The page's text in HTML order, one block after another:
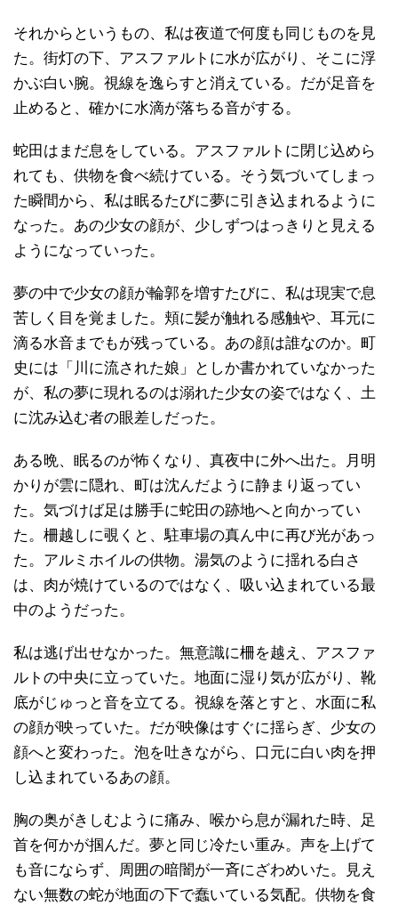
それからというもの、私は夜道で何度も同じものを見
た。街灯の下、アスファルトに水が広がり、そこに浮
かぶ白い腕。視線を逸らすと消えている。だが足音を
止めると、確かに水滴が落ちる音がする。
蛇田はまだ息をしている。アスファルトに閉じ込めら
れても、供物を食べ続けている。そう気づいてしまっ
た瞬間から、私は眠るたびに夢に引き込まれるように
なった。あの少女の顔が、少しずつはっきりと見える
ようになっていった。
夢の中で少女の顔が輪郭を増すたびに、私は現実で息
苦しく目を覚ました。頬に髪が触れる感触や、耳元に
滴る水音までもが残っている。あの顔は誰なのか。町
史には「川に流された娘」としか書かれていなかった
が、私の夢に現れるのは溺れた少女の姿ではなく、土
に沈み込む者の眼差しだった。
ある晩、眠るのが怖くなり、真夜中に外へ出た。月明
かりが雲に隠れ、町は沈んだように静まり返ってい
た。気づけば足は勝手に蛇田の跡地へと向かってい
た。柵越しに覗くと、駐車場の真ん中に再び光があっ
た。アルミホイルの供物。湯気のように揺れる白さ
は、肉が焼けているのではなく、吸い込まれている最
中のようだった。
私は逃げ出せなかった。無意識に柵を越え、アスファ
ルトの中央に立っていた。地面に湿り気が広がり、靴
底がじゅっと音を立てる。視線を落とすと、水面に私
の顔が映っていた。だが映像はすぐに揺らぎ、少女の
顔へと変わった。泡を吐きながら、口元に白い肉を押
し込まれているあの顔。
胸の奥がきしむように痛み、喉から息が漏れた時、足
首を何かが掴んだ。夢と同じ冷たい重み。声を上げて
も音にならず、周囲の暗闇が一斉にざわめいた。見え
ない無数の蛇が地面の下で蠢いている気配。供物を食